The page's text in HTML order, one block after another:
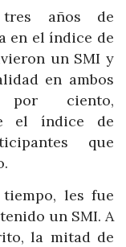
años de
en el índice de
un SMI y
en ambos
ciento,
el índice de
que
les fue
un SMI. A
la mitad de